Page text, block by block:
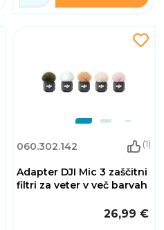
060.302.142 (1)
Adapter DJI Mic 3 zaščitni
filtri za veter v več barvah
26,99 €